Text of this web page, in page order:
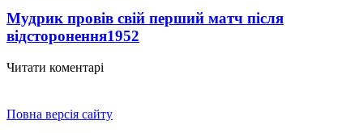
Мудрик провів свій перший матч після
відсторонення1952
Читати коментарі
Повна версія сайту